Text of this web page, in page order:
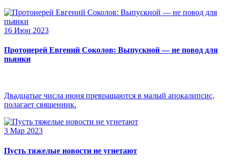
16 Июн 2023
Протоиерей Евгений Соколов: Выпускной — не повод для
пьянки
Двадцатые числа июня превращаются в малый апокалипсис,
полагает священник.
3 Мар 2023
Пусть тяжелые новости не угнетают